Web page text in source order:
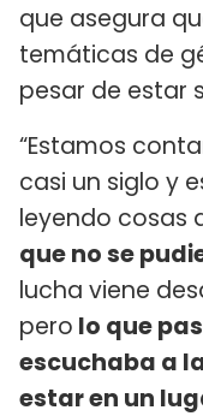
que asegura
temáticas de
pesar de estar
“Estamos
casi un siglo y
leyendo cosas
que no se
lucha viene
pero lo que
escuchaba a
estar en un